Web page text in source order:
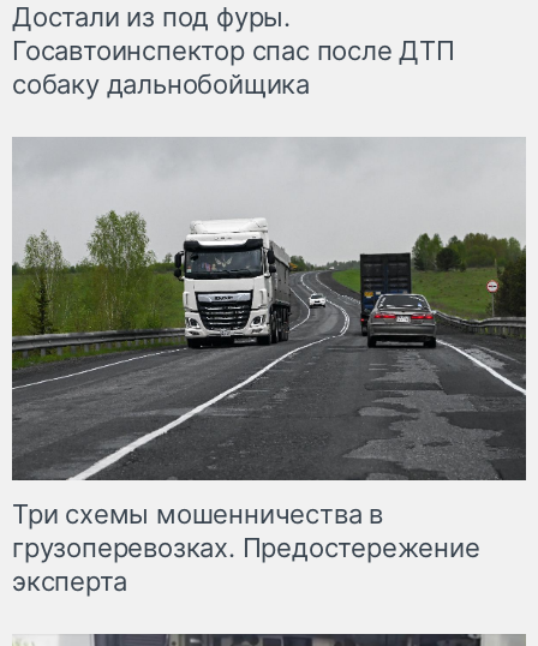
Достали из под фуры.
Госавтоинспектор спас после ДТП
собаку дальнобойщика
Три схемы мошенничества в
грузоперевозках. Предостережение
эксперта